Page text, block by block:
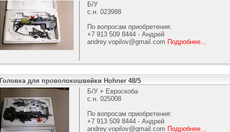
Б/У
с.н. 023988
По вопросам приобретения:
+7 913 509 8444 - Андрей
andrey.vopilov@gmail.com Подробнее...
Головка для проволокошвейки Hohner 48/5
Б/У + Евроскоба
с.н. 025008
По вопросам приобретения:
+7 913 509 8444 - Андрей
andrey.vopilov@gmail.com Подробнее...